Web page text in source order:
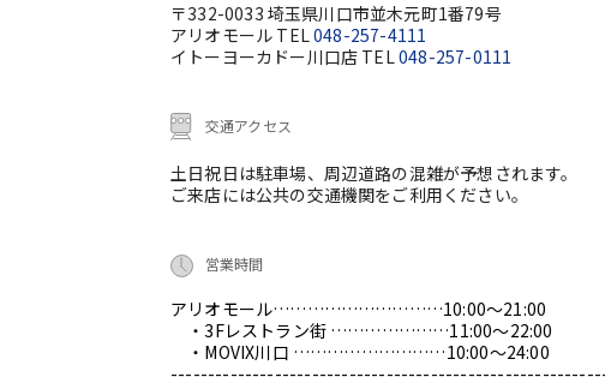
〒332-0033 埼玉県川口市並木元町1番79号
アリオモール TEL048-257-4111
イトーヨーカドー川口店 TEL048-257-0111
交通アクセス
土日祝日は駐車場、周辺道路の混雑が予想されます。
ご来店には公共の交通機関をご利用ください。
営業時間
アリオモール…………………………10:00～21:00
・3Fレストラン街 …………………11:00～22:00
・MOVIX川口 ………………………10:00～24:00